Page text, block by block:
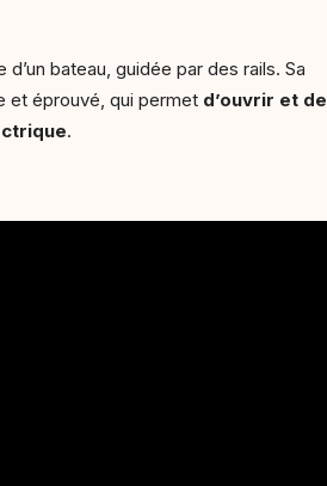
bateau, guidée par des rails. Sa
et éprouvé, qui permet d’ouvrir et de
.